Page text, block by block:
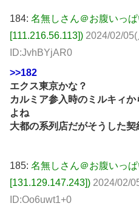
184: 名無しさん＠お腹いっ
[111.216.56.113]) 2024/02/
ID:JvhBYjAR0
>>182
エクス東京かな？
カルミア参入時のミルキィ
よね
大都の系列店だがそうした
185: 名無しさん＠お腹いっ
[131.129.147.243]) 2024/02/
ID:Oo6uwt1+0